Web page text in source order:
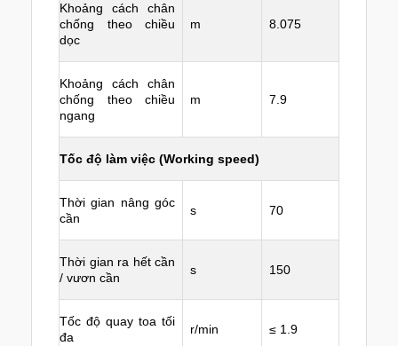
Khoảng cách chân
chống theo chiều
dọc
m 8.075
Khoảng cách chân
chống theo chiều
ngang
m 7.9
Tốc độ làm việc (Working speed)
Thời gian nâng góc
cần
s 70
Thời gian ra hết cần
/ vươn cần
s 150
Tốc độ quay toa tối
đa
r/min ≤ 1.9